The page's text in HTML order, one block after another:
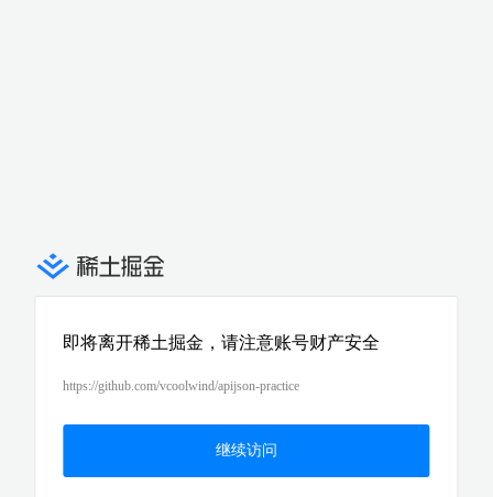
即将离开稀土掘金，请注意账号财产安全
https://github.com/vcoolwind/apijson-practice
继续访问